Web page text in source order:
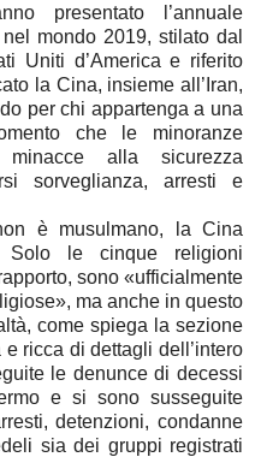
presentato l’annuale
mondo 2019, stilato dal
Uniti d’America e riferito
la Cina, insieme all’Iran,
per chi appartenga a una
che le minoranze
alla sicurezza
sorveglianza, arresti e
è musulmano, la Cina
Solo le cinque religioni
sono «ufficialmente
ma anche in questo
come spiega la sezione
ricca di dettagli dell’intero
le denunce di decessi
e si sono susseguite
detenzioni, condanne
sia dei gruppi registrati